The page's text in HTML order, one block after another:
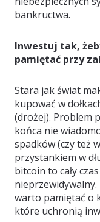
bankructwa.
Inwestuj tak,
pamiętać przy
Stara jak świat
kupować w
(drożej). Problem
końca nie
spadków (czy też
przystankiem w
bitcoin to cały
warto pamiętać o
które uchronią